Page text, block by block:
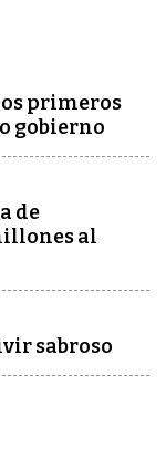
primeros
gobierno
de
al
sabroso